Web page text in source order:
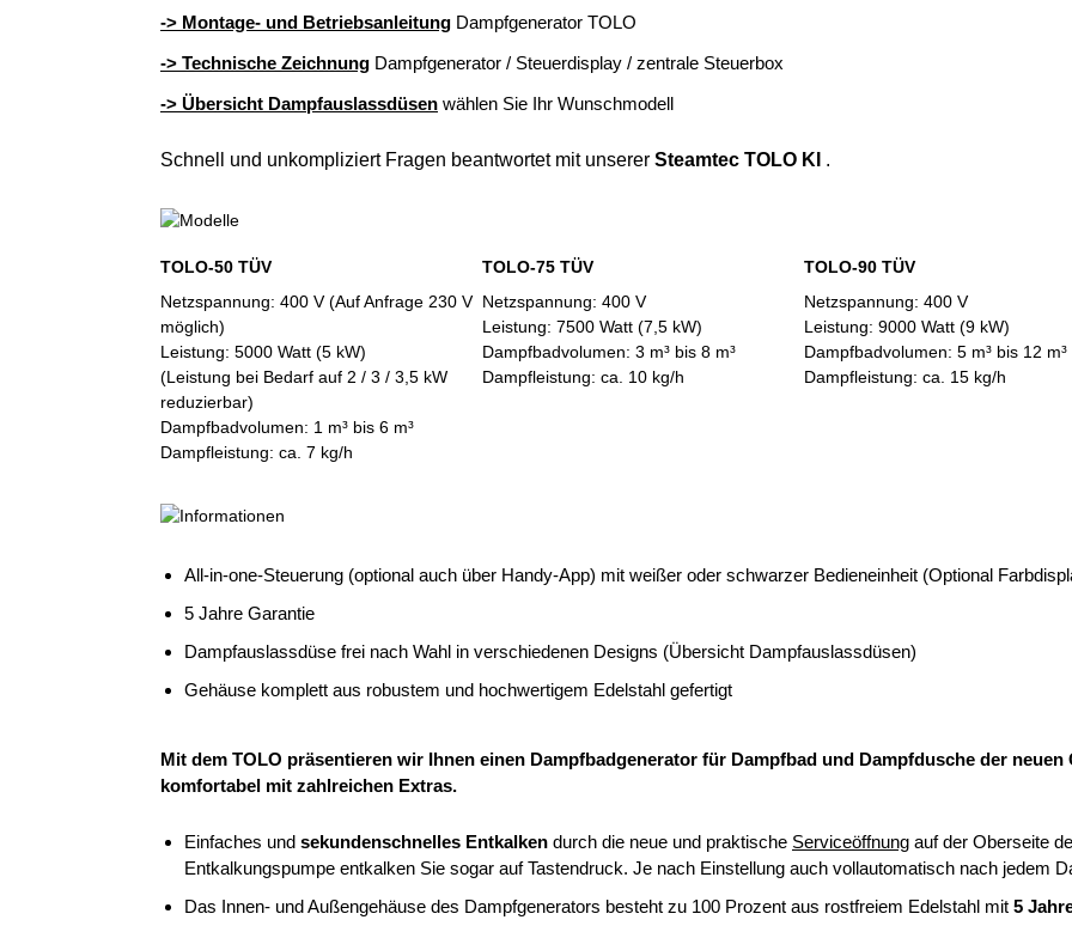
-> Montage- und Betriebsanleitung Dampfgenerator TOLO
-> Technische Zeichnung Dampfgenerator / Steuerdisplay / zentrale Steuerbox
-> Übersicht Dampfauslassdüsen wählen Sie Ihr Wunschmodell
Schnell und unkompliziert Fragen beantwortet mit unserer Steamtec TOLO KI .
TOLO-50 TÜV
Netzspannung: 400 V (Auf Anfrage 230 V
möglich)
Leistung: 5000 Watt (5 kW)
(Leistung bei Bedarf auf 2 / 3 / 3,5 kW
reduzierbar)
Dampfbadvolumen: 1 m³ bis 6 m³
Dampfleistung: ca. 7 kg/h
TOLO-75 TÜV
Netzspannung: 400 V
Leistung: 7500 Watt (7,5 kW)
Dampfbadvolumen: 3 m³ bis 8 m³
Dampfleistung: ca. 10 kg/h
TOLO-90 TÜV
Netzspannung: 400 V
Leistung: 9000 Watt (9 kW)
Dampfbadvolumen: 5 m³ bis 12 m³
Dampfleistung: ca. 15 kg/h
All-in-one-Steuerung (optional auch über Handy-App) mit weißer oder schwarzer Bedieneinheit (Optional
5 Jahre Garantie
Dampfauslassdüse frei nach Wahl in verschiedenen Designs (Übersicht Dampfauslassdüsen)
Gehäuse komplett aus robustem und hochwertigem Edelstahl gefertigt
Mit dem TOLO präsentieren wir Ihnen einen Dampfbadgenerator für Dampfbad und Dampfdusche der
komfortabel mit zahlreichen Extras.
Einfaches und sekundenschnelles Entkalken durch die neue und praktische Serviceöffnung auf der Oberseite
Entkalkungspumpe entkalken Sie sogar auf Tastendruck. Je nach Einstellung auch vollautomatisch nach jedem
Das Innen- und Außengehäuse des Dampfgenerators besteht zu 100 Prozent aus rostfreiem Edelstahl mit 5